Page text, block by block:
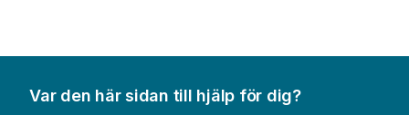
Var den här sidan till hjälp för dig?